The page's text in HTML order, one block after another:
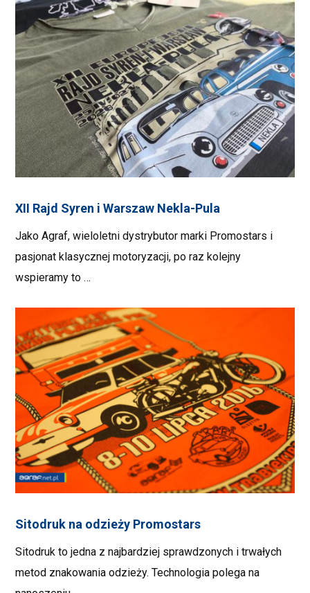
XII Rajd Syren i Warszaw Nekla-Pula
Jako Agraf, wieloletni dystrybutor marki Promostars i
pasjonat klasycznej motoryzacji, po raz kolejny
wspieramy to …
Sitodruk na odzieży Promostars
Sitodruk to jedna z najbardziej sprawdzonych i trwałych
metod znakowania odzieży. Technologia polega na